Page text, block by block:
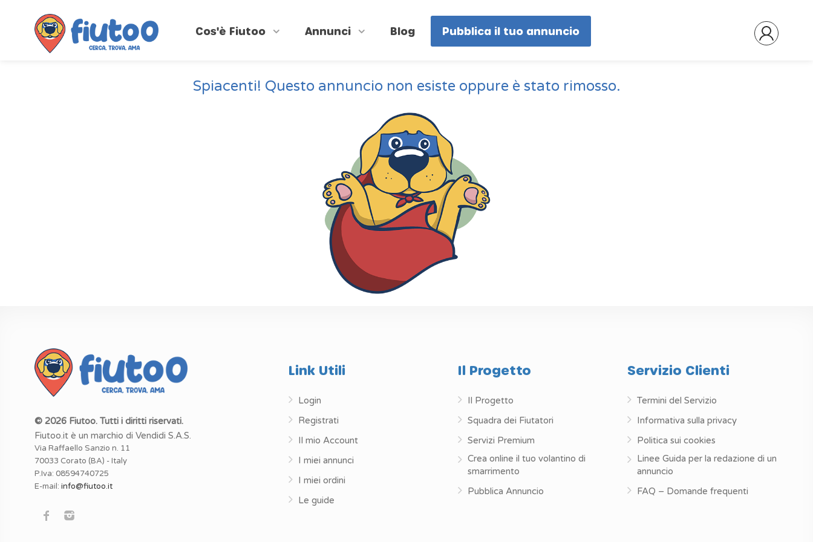
Cos'è Fiutoo Annunci Blog Pubblica il tuo annuncio
Spiacenti! Questo annuncio non esiste oppure è stato rimosso.
© 2026 Fiutoo. Tutti i diritti riservati.
Fiutoo.it è un marchio di Vendidi S.A.S.
Via Raffaello Sanzio n. 11
70033 Corato (BA) - Italy
P.Iva: 08594740725
E-mail: info@fiutoo.it
Link Utili
Login
Registrati
Il mio Account
I miei annunci
I miei ordini
Le guide
Il Progetto
Il Progetto
Squadra dei Fiutatori
Servizi Premium
Crea online il tuo volantino di
smarrimento
Pubblica Annuncio
Servizio Clienti
Termini del Servizio
Informativa sulla privacy
Politica sui cookies
Linee Guida per la redazione di un
annuncio
FAQ – Domande frequenti